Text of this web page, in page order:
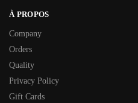
À PROPOS
Company
Orders
Quality
Privacy Policy
Gift Cards